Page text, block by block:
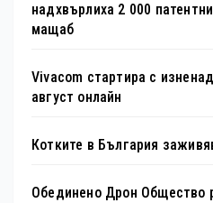
надхвърлиха 2 000
мащаб
Vivacom стартира с
август онлайн
Котките в България
Обединено Дрон Общество